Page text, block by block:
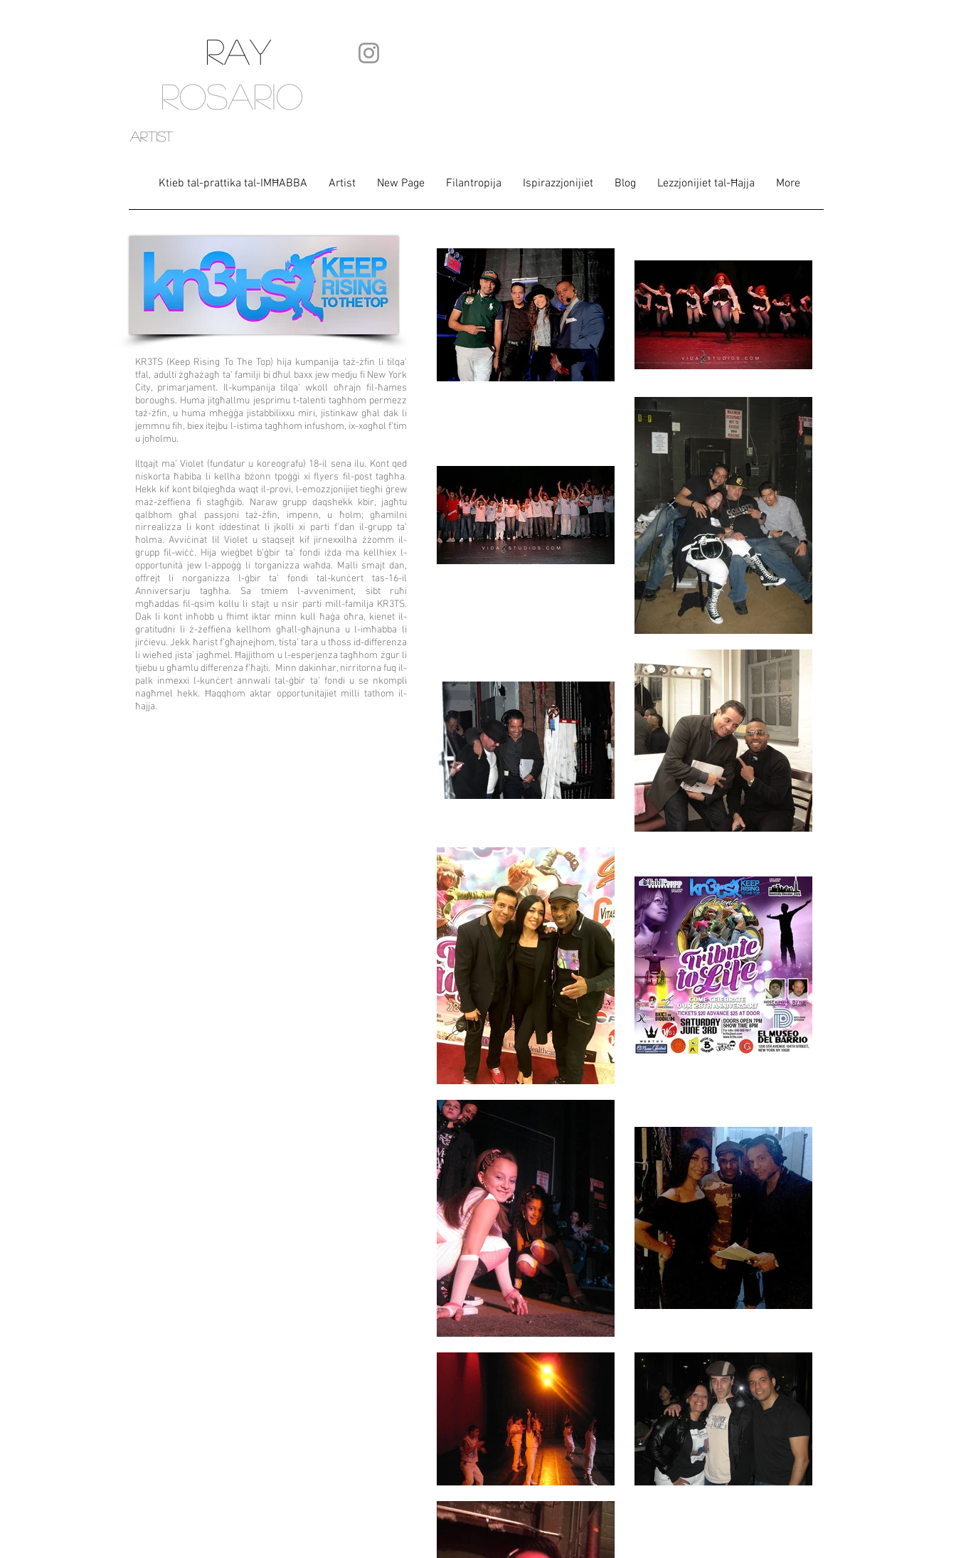
RAY
ROSARIO
artist
Ktieb tal-prattika tal-IMĦABBA Artist New Page Filantropija Ispirazzjonijiet Blog Lezzjonijiet tal-Ħajja More
KR3TS (Keep Rising To The Top) hija kumpanija taż-żfin li tilqa'
tfal, adulti żgħażagħ ta' familji bi dħul baxx jew medju fi New York
City, primarjament. Il-kumpanija tilqa' wkoll oħrajn fil-ħames
boroughs. Huma jitgħallmu jesprimu t-talenti tagħhom permezz
taż-żfin, u huma mħeġġa jistabbilixxu miri, jistinkaw għal dak li
jemmnu fih, biex itejbu l-istima tagħhom infushom, ix-xogħol f'tim
u joħolmu.
Iltqajt ma’ Violet (fundatur u koreografu) 18-il sena ilu. Kont qed
niskorta ħabiba li kellha bżonn tpoġġi xi flyers fil-post tagħha.
Hekk kif kont bilqiegħda waqt il-provi, l-emozzjonijiet tiegħi ġrew
maż-żeffiena fi stagħġib. Naraw grupp daqshekk kbir, jagħtu
qalbhom għal passjoni taż-żfin, impenn, u ħolm; għamilni
nirrealizza li kont iddestinat li jkolli xi parti f’dan il-grupp ta’
ħolma. Avviċinat lil Violet u staqsejt kif jirnexxilha żżomm il-
grupp fil-wiċċ. Hija wieġbet b’ġbir ta’ fondi iżda ma kellhiex l-
opportunità jew l-appoġġ li torganizza waħda. Malli smajt dan,
offrejt li norganizza l-ġbir ta’ fondi tal-kunċert tas-16-il
Anniversarju tagħha. Sa tmiem l-avveniment, sibt ruħi
mgħaddas fil-qsim kollu li stajt u nsir parti mill-familja KR3TS.
Dak li kont inħobb u fhimt iktar minn kull ħaġa oħra, kienet il-
gratitudni li ż-żeffiena kellhom għall-għajnuna u l-imħabba li
jirċievu. Jekk ħarist f’għajnejhom, tista’ tara u tħoss id-differenza
li wieħed jista’ jagħmel. Ħajjithom u l-esperjenza tagħhom żgur li
tjiebu u għamlu differenza f’ħajti. Minn dakinhar, nirritorna fuq il-
palk inmexxi l-kunċert annwali tal-ġbir ta’ fondi u se nkompli
nagħmel hekk. Ħaqqhom aktar opportunitajiet milli tathom il-
ħajja.